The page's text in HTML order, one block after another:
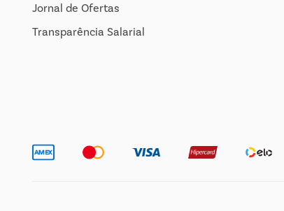
Jornal de Ofertas
Transparência Salarial